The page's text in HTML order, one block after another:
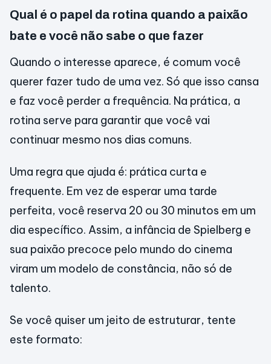
Qual é o papel da rotina quando a paixão
bate e você não sabe o que fazer
Quando o interesse aparece, é comum você
querer fazer tudo de uma vez. Só que isso cansa
e faz você perder a frequência. Na prática, a
rotina serve para garantir que você vai
continuar mesmo nos dias comuns.
Uma regra que ajuda é: prática curta e
frequente. Em vez de esperar uma tarde
perfeita, você reserva 20 ou 30 minutos em um
dia específico. Assim, a infância de Spielberg e
sua paixão precoce pelo mundo do cinema
viram um modelo de constância, não só de
talento.
Se você quiser um jeito de estruturar, tente
este formato: